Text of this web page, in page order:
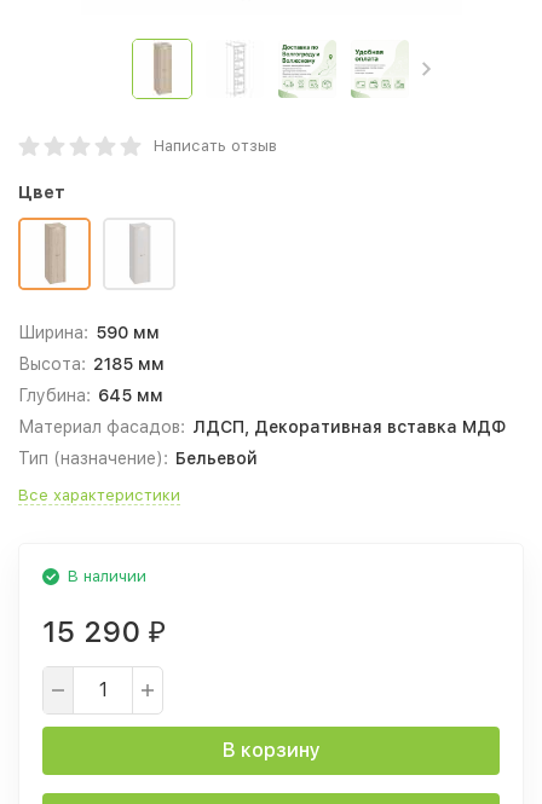
Написать отзыв
Цвет
Ширина: 590 мм
Высота: 2185 мм
Глубина: 645 мм
Материал фасадов: ЛДСП, Декоративная вставка МДФ
Тип (назначение): Бельевой
Все характеристики
В наличии
15 290 ₽
В корзину